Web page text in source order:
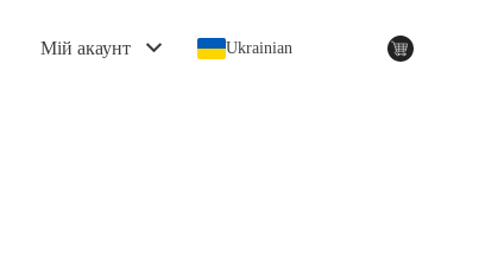
Мій акаунт Ukrainian